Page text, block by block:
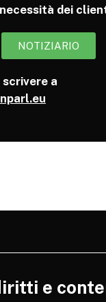
dei
NOTIZIARIO
a
e